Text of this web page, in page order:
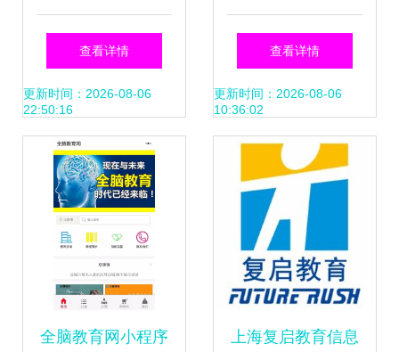
加盟 可靠性分析与
跆拳道技术咨询解
答
查看详情
更新时间：2026-08-06
22:50:16
术咨询 提升技能的
专业指南
查看详情
更新时间：2026-08-06
10:36:02
全脑教育网小程序 上海复启教育信息